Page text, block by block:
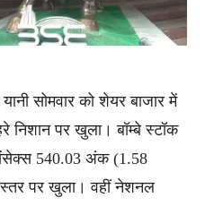
सोमवार को शेयर बाजार में
निशान पर खुला। बॉम्बे स्टॉक
540.03 अंक (1.58
पर खुला। वहीं नेशनल